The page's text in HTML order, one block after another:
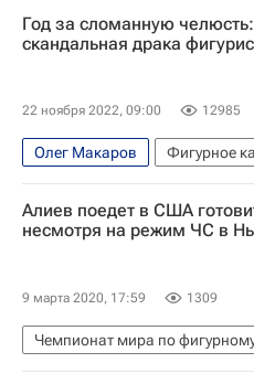
Год за сломанную
скандальная драка
22 ноября 2022, 09:00 12985
Олег Макаров
Фигурное
Олег Васильев
Тамара
Олимпийские игры
СССР
Алиев поедет в США
несмотря на режим ЧС в
9 марта 2020, 17:59 1309
Чемпионат мира по
Фигурное катание